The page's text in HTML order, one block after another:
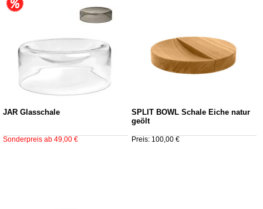
JAR Glasschale
Sonderpreis ab 49,00 €
SPLIT BOWL Schale Eiche natur
geölt
Preis: 100,00 €